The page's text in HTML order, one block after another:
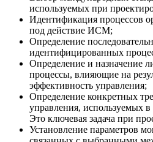
используемых при
Идентификация процессов
под действие ИСМ;
Определение
идентифицированных
Определение и назначение
процессы, влияющие на
эффективность управления;
Определение конкретных
управления, используемых
Это ключевая задача при
Установление параметров